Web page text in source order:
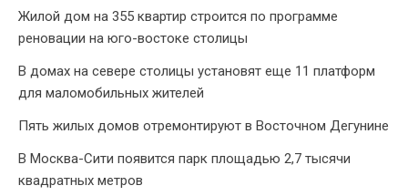
Жилой дом на 355 квартир строится по программе
реновации на юго-востоке столицы
В домах на севере столицы установят еще 11 платформ
для маломобильных жителей
Пять жилых домов отремонтируют в Восточном Дегунине
В Москва-Сити появится парк площадью 2,7 тысячи
квадратных метров